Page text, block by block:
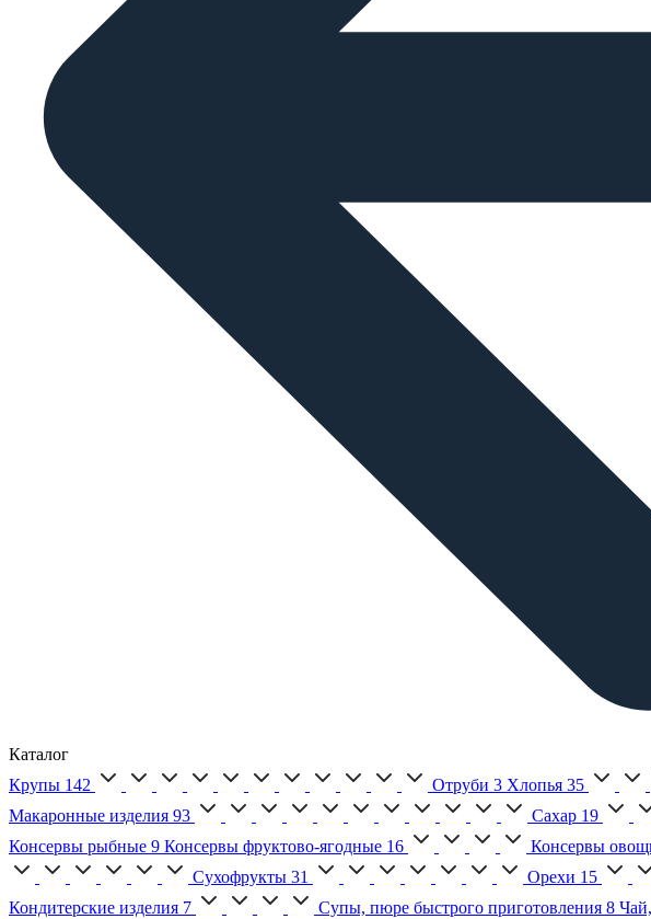
Каталог
Крупы 142 Отруби 3 Хлопья 35
Макаронные изделия 93 Сахар 19
Консервы рыбные 9 Консервы фруктово-ягодные 16 Консервы
Сухофрукты 31 Орехи 15
Кондитерские изделия 7 Супы, пюре быстрого приготовления 8